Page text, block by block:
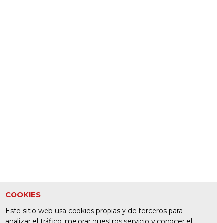
COOKIES
Este sitio web usa cookies propias y de terceros para
analizar el tráfico, mejorar nuestros servicio y conocer el